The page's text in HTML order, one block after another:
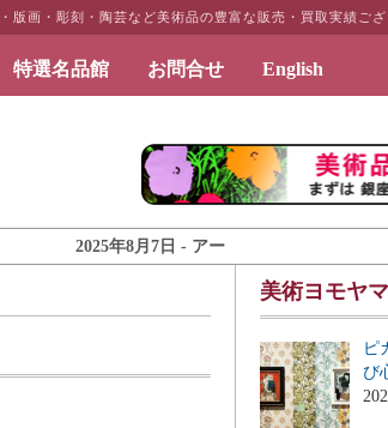
画・彫刻・陶芸など美術品の豊富な販売・買取実績ござ
特選名品館 お問合せ English
年8月7日 - アートとインテリアのギャラリーペ
美術ヨモヤ
ピ
び